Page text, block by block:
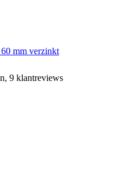
mm verzinkt
9 klantreviews